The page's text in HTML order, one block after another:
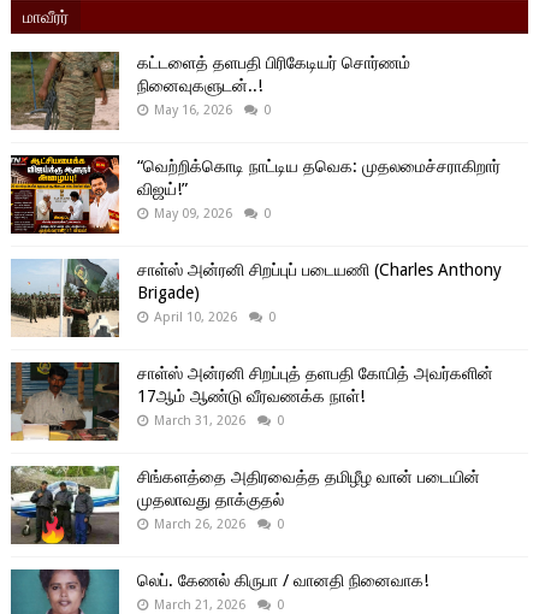
மாவீரர்
கட்டளைத் தளபதி பிரிகேடியர் சொர்ணம்
நினைவுகளுடன்..!
May 16, 2026 0
“வெற்றிக்கொடி நாட்டிய தவெக: முதலமைச்சராகிறார்
விஜய்!”
May 09, 2026 0
சாள்ஸ் அன்ரனி சிறப்புப் படையணி (Charles Anthony
Brigade)
April 10, 2026 0
சாள்ஸ் அன்ரனி சிறப்புத் தளபதி கோபித் அவர்களின்
17ஆம் ஆண்டு வீரவணக்க நாள்!
March 31, 2026 0
சிங்களத்தை அதிரவைத்த தமிழீழ வான் படையின்
முதலாவது தாக்குதல்
March 26, 2026 0
லெப். கேணல் கிருபா / வானதி நினைவாக!
March 21, 2026 0